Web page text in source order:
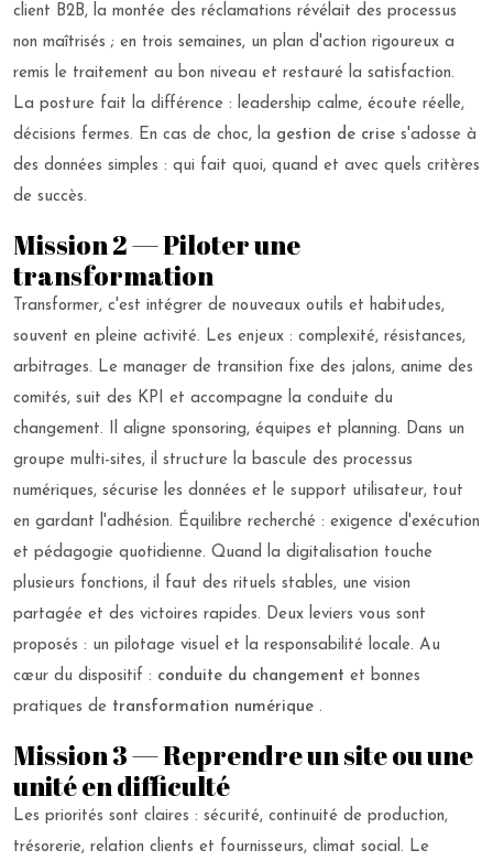
client B2B, la montée des réclamations révélait des processus
non maîtrisés ; en trois semaines, un plan d'action rigoureux a
remis le traitement au bon niveau et restauré la satisfaction.
La posture fait la différence : leadership calme, écoute réelle,
décisions fermes. En cas de choc, la gestion de crise s'adosse à
des données simples : qui fait quoi, quand et avec quels critères
de succès.
Mission 2 — Piloter une
transformation
Transformer, c'est intégrer de nouveaux outils et habitudes,
souvent en pleine activité. Les enjeux : complexité, résistances,
arbitrages. Le manager de transition fixe des jalons, anime des
comités, suit des KPI et accompagne la conduite du
changement. Il aligne sponsoring, équipes et planning. Dans un
groupe multi-sites, il structure la bascule des processus
numériques, sécurise les données et le support utilisateur, tout
en gardant l'adhésion. Équilibre recherché : exigence d'exécution
et pédagogie quotidienne. Quand la digitalisation touche
plusieurs fonctions, il faut des rituels stables, une vision
partagée et des victoires rapides. Deux leviers vous sont
proposés : un pilotage visuel et la responsabilité locale. Au
cœur du dispositif : conduite du changement et bonnes
pratiques de transformation numérique .
Mission 3 — Reprendre un site ou une
unité en difficulté
Les priorités sont claires : sécurité, continuité de production,
trésorerie, relation clients et fournisseurs, climat social. Le